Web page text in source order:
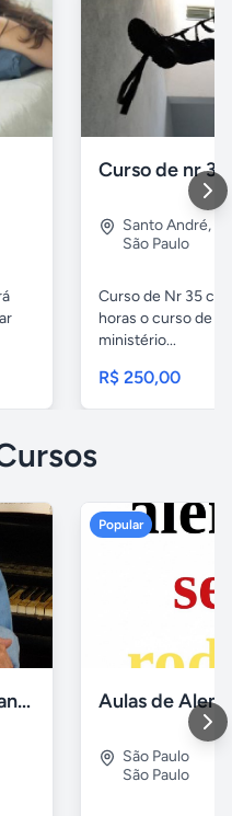
Curso de nr 35
Santo André,
São Paulo
Curso de Nr 35
horas o curso de
ministério...
R$ 250,00
Aulas de bateria Rio de Janeiro
Popular
São Paulo
São Paulo